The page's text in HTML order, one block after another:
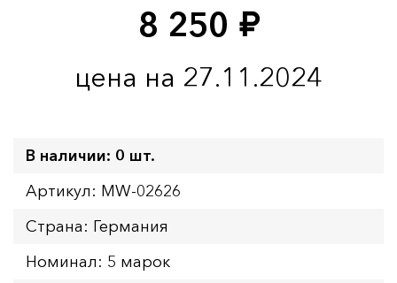
8 250 руб.
цена на 27.11.2024
В наличии: 0 шт.
Артикул: MW-02626
Страна: Германия
Номинал: 5 марок